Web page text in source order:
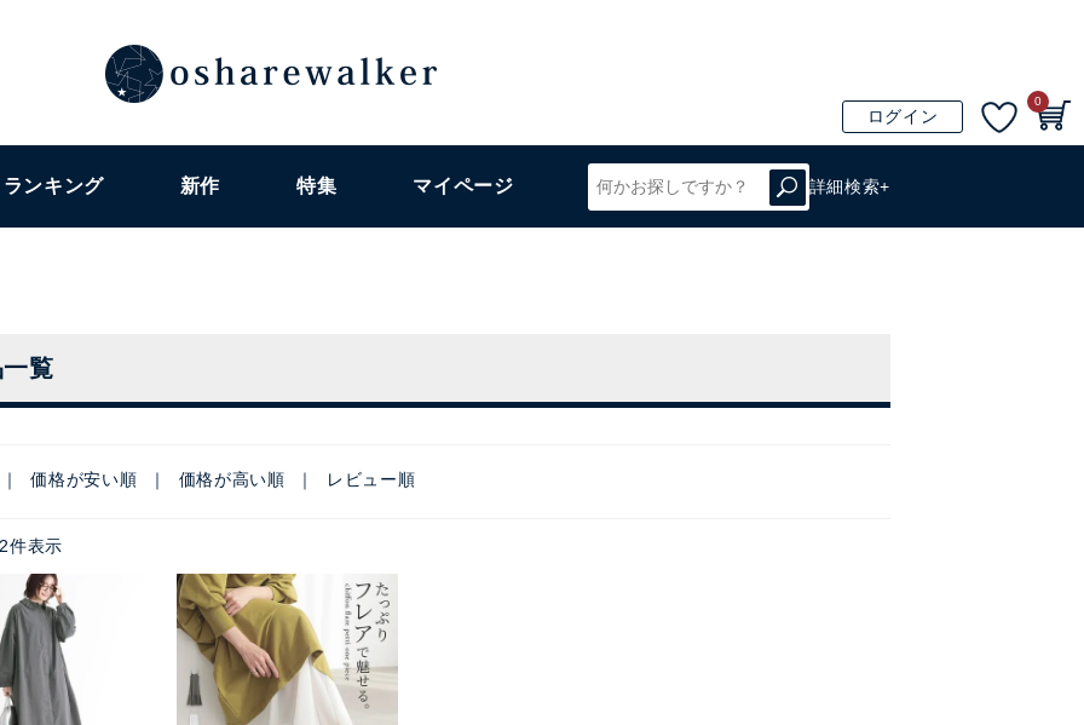
ログイン
0
ランキング 新作 特集 マイページ 詳細検索+
覧
価格が安い順 価格が高い順 レビュー順
2件表示